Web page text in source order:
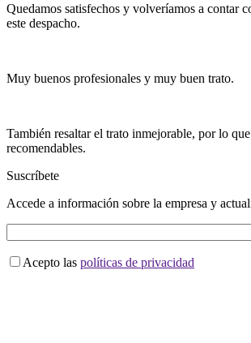
Quedamos satisfechos y volveríamos a contar
este despacho.
Muy buenos profesionales y muy buen trato.
También resaltar el trato inmejorable, por lo
recomendables.
Suscríbete
Accede a información sobre la empresa y
Acepto las políticas de privacidad